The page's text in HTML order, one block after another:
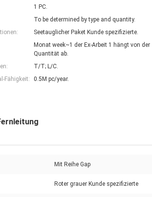
1 PC.
To be determined by type and quantity.
Seetauglicher Paket Kunde spezifizierte.
Monat week~1 der Ex-Arbeit 1 hängt von der
Quantität ab.
T/T; L/C.
Fähigkeit:
0.5M pc/year.
Mit Reihe Gap
Roter grauer Kunde spezifizierte